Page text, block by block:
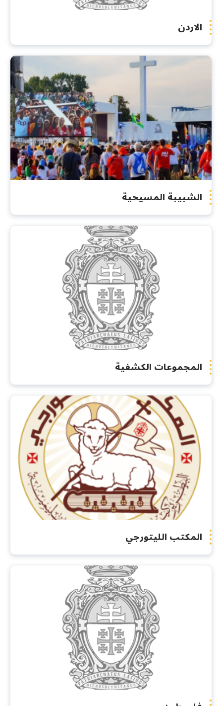
الاردن
الشبيبة المسيحية
المجموعات الكشفية
المكتب الليتورجي